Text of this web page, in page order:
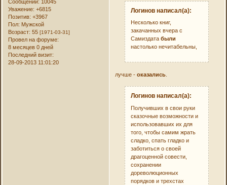
Сообщений: 10045
Уважение: +6815
Позитив: +3967
Пол: Мужской
Возраст: 55[1971-03-31]
Провел на форуме:
8 месяцев 0 дней
Последний визит:
28-09-2013 11:01:20
Логинов написал(а):
Несколько книг,
закачанных вчера с
Самиздатабыли
настолько нечитабельны,
лучше - оказались.
Логинов написал(а):
Получивших в свои руки
сказочные возможности и
использовавших их для
того, чтобы самим жрать
сладко, спать гладко и
заботиться о своей
драгоценной совести,
сохранении
дореволюционных
порядков и трехстах